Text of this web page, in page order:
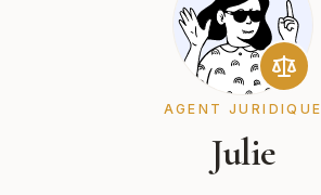
AGENT JURIDIQUE
Julie